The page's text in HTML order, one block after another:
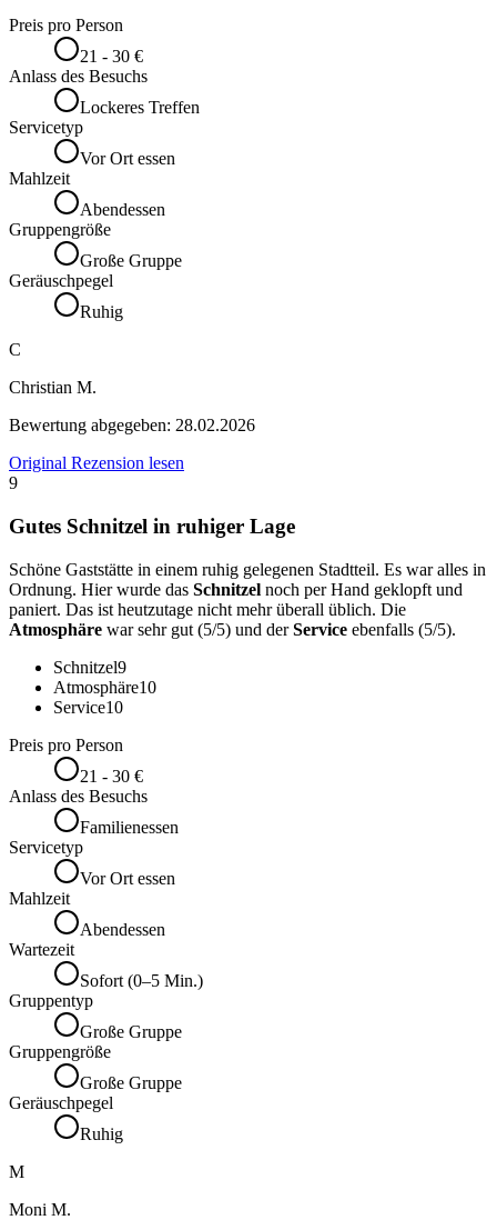
Preis pro Person
21 - 30 €
Anlass des Besuchs
Lockeres Treffen
Servicetyp
Vor Ort essen
Mahlzeit
Abendessen
Gruppengröße
Große Gruppe
Geräuschpegel
Ruhig
C
Christian M.
Bewertung abgegeben: 28.02.2026
Original Rezension lesen
9
Gutes Schnitzel in ruhiger Lage
Schöne Gaststätte in einem ruhig gelegenen Stadtteil. Es war alles in
Ordnung. Hier wurde das Schnitzel noch per Hand geklopft und
paniert. Das ist heutzutage nicht mehr überall üblich. Die
Atmosphäre war sehr gut (5/5) und derService ebenfalls (5/5).
Schnitzel9
Atmosphäre10
Service10
Preis pro Person
21 - 30 €
Anlass des Besuchs
Familienessen
Servicetyp
Vor Ort essen
Mahlzeit
Abendessen
Wartezeit
Sofort (0–5 Min.)
Gruppentyp
Große Gruppe
Gruppengröße
Große Gruppe
Geräuschpegel
Ruhig
M
Moni M.